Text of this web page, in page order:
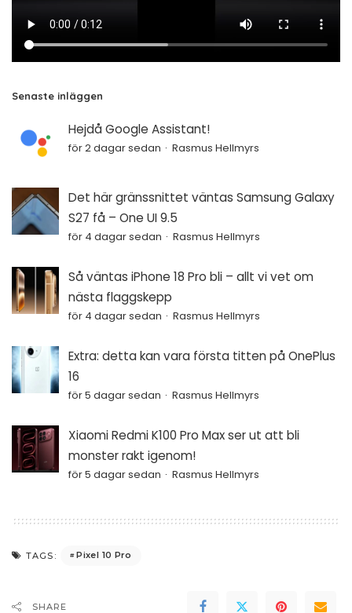
Senaste inläggen
Hejdå Google Assistant!
för 2 dagar sedan Rasmus Hellmyrs
Det här gränssnittet väntas Samsung Galaxy
S27 få – One UI 9.5
för 4 dagar sedan Rasmus Hellmyrs
Så väntas iPhone 18 Pro bli – allt vi vet om
nästa flaggskepp
för 4 dagar sedan Rasmus Hellmyrs
Extra: detta kan vara första titten på OnePlus
16
för 5 dagar sedan Rasmus Hellmyrs
Xiaomi Redmi K100 Pro Max ser ut att bli
monster rakt igenom!
för 5 dagar sedan Rasmus Hellmyrs
TAGS: Pixel 10 Pro
SHARE